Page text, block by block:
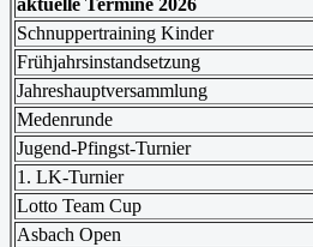
aktuelle Termine 2026
Schnuppertraining Kinder
Frühjahrsinstandsetzung
Jahreshauptversammlung
Medenrunde
Jugend-Pfingst-Turnier
1. LK-Turnier
Lotto Team Cup
Asbach Open